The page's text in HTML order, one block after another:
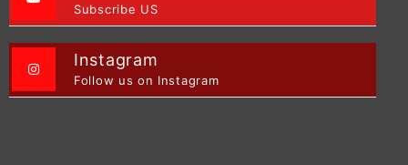
Subscribe US
Instagram
Follow us on Instagram